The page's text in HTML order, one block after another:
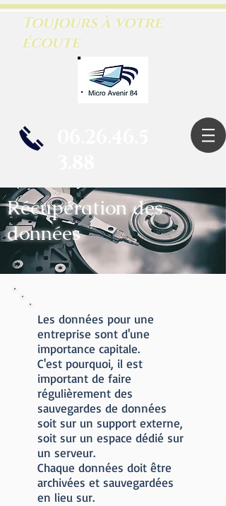
Toujours à votre
écoute
Récupération des
données
Les données pour une
entreprise sont d'une
importance capitale.
C'est pourquoi, il est
important de faire
régulièrement des
sauvegardes de données
soit sur un support externe,
soit sur un espace dédié sur
un serveur.
Chaque données doit être
archivées et sauvegardées
en lieu sur.